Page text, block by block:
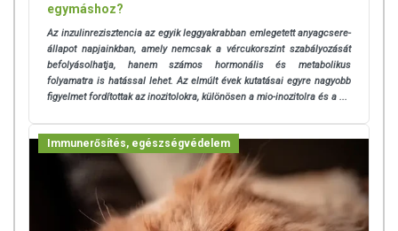
egymáshoz?
Az inzulinrezisztencia az egyik leggyakrabban emlegetett anyagcsere-
állapot napjainkban, amely nemcsak a vércukorszint szabályozását
befolyásolhatja, hanem számos hormonális és metabolikus
folyamatra is hatással lehet. Az elmúlt évek kutatásai egyre nagyobb
figyelmet fordítottak az inozitolokra, különösen a mio-inozitolra és a ...
Immunerősítés, egészségvédelem